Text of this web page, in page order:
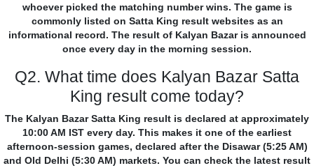
whoever picked the matching number wins. The game is
commonly listed on Satta King result websites as an
informational record. The result of Kalyan Bazar is announced
once every day in the morning session.
Q2. What time does Kalyan Bazar Satta
King result come today?
The Kalyan Bazar Satta King result is declared at approximately
10:00 AM IST every day. This makes it one of the earliest
afternoon-session games, declared after the Disawar (5:25 AM)
and Old Delhi (5:30 AM) markets. You can check the latest result